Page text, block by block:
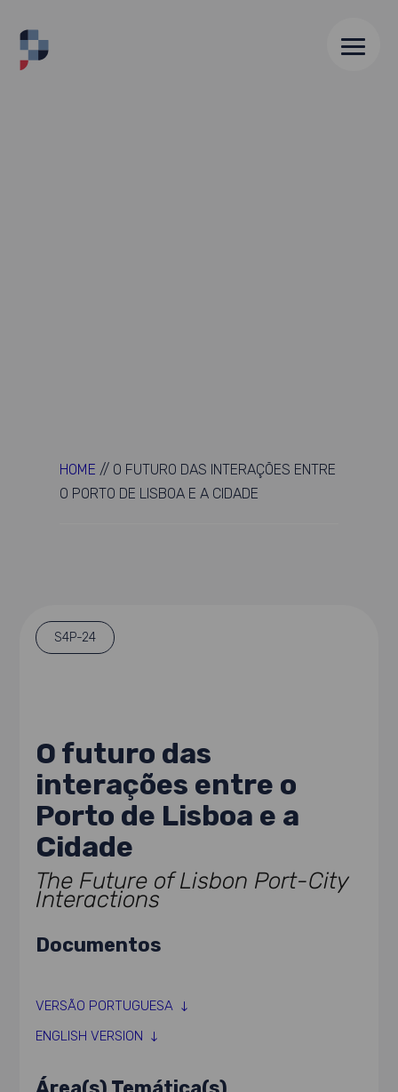
HOME // O FUTURO DAS INTERAÇÕES ENTRE
O PORTO DE LISBOA E A CIDADE
S4P-24
O futuro das
interações entre o
Porto de Lisboa e a
Cidade
The Future of Lisbon Port-City
Interactions
Documentos
VERSÃO PORTUGUESA
ENGLISH VERSION